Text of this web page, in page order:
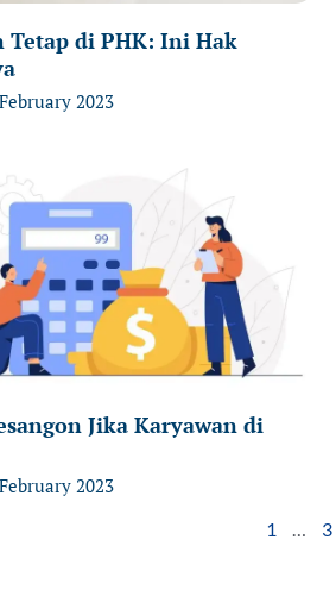
Tetap di PHK: Ini Hak
2023
Jika Karyawan di
2023
1 3